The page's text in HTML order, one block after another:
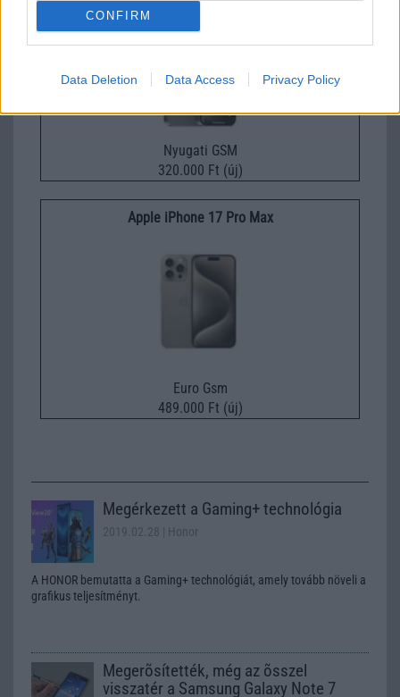
CONFIRM
Data Deletion Data Access Privacy Policy
Nyugati GSM
320.000 Ft (új)
Apple iPhone 17 Pro Max
Euro Gsm
489.000 Ft (új)
Megérkezett a Gaming+ technológia
2019.02.28 | Honor
A HONOR bemutatta a Gaming+ technológiát, amely tovább növeli a
grafikus teljesítményt.
Megerõsítették, még az õsszel
visszatér a Samsung Galaxy Note 7